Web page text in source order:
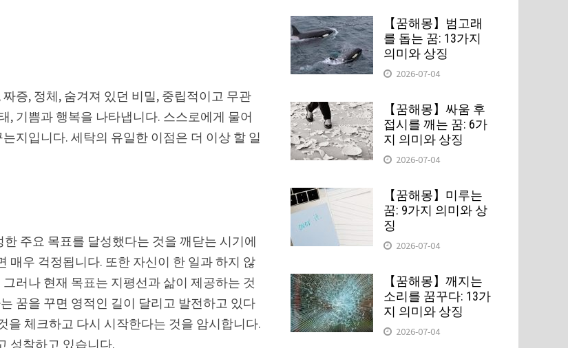
증, 정체, 숨겨져 있던 비밀, 중립적이고 무관
, 기쁨과 행복을 나타냅니다. 스스로에게 물어
지입니다. 세탁의 유일한 이점은 더 이상 할 일
주요 목표를 달성했다는 것을 깨닫는 시기에
매우 걱정됩니다. 또한 자신이 한 일과 하지 않
러나 현재 목표는 지평선과 삶이 제공하는 것
꿈을 꾸면 영적인 길이 달리고 발전하고 있다
을 체크하고 다시 시작한다는 것을 암시합니다.
성찰하고 있습니다.
【꿈해몽】범고래
를 돕는 꿈: 13가지
의미와 상징
2026-07-04
【꿈해몽】싸움 후
접시를 깨는 꿈: 6가
지 의미와 상징
2026-07-04
【꿈해몽】미루는
꿈: 9가지 의미와 상
징
2026-07-04
【꿈해몽】깨지는
소리를 꿈꾸다: 13가
지 의미와 상징
2026-07-04